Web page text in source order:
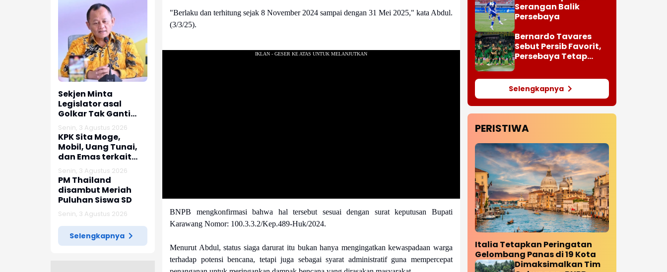
Sekjen Minta
Legislator asal
Golkar Tak Ganti
Nomor HP usai Jadi
Dewan
Senin, 3 Agustus 2026
KPK Sita Moge,
Mobil, Uang Tunai,
dan Emas terkait
Kasus Korupsi
Bupati Pemalang
Senin, 3 Agustus 2026
PM Thailand
disambut Meriah
Puluhan Siswa SD
Senin, 3 Agustus 2026
Selengkapnya
"Berlaku dan terhitung sejak 8 November 2024 sampai dengan 31 Mei 2025," kata Abdul.
(3/3/25).
BNPB mengkonfirmasi bahwa hal tersebut sesuai dengan surat keputusan Bupati
Karawang Nomor: 100.3.3.2/Kep.489-Huk/2024.
Menurut Abdul, status siaga darurat itu bukan hanya mengingatkan kewaspadaan warga
terhadap potensi bencana, tetapi juga sebagai syarat administratif guna mempercepat
Serangan Balik
Persebaya
Bernardo Tavares
Sebut Persib Favorit,
Persebaya Tetap
Selengkapnya
PERISTIWA
Italia Tetapkan Peringatan
Gelombang Panas di 19 Kota
Dimaksimalkan Tim